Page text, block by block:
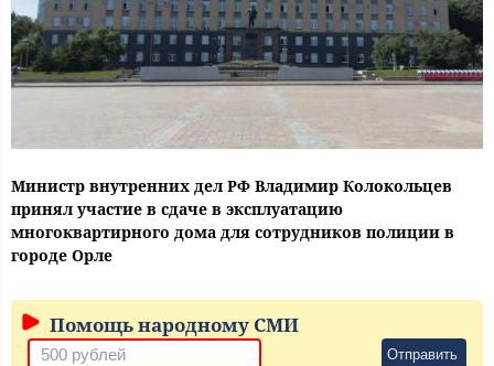
Министр внутренних дел РФ Владимир Колокольцев
принял участие в сдаче в эксплуатацию
многоквартирного дома для сотрудников полиции в
городе Орле
Помощь народному СМИ
Отправить